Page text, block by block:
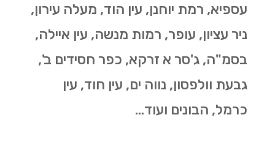
עספיא, רמת יוחנן, עין הוד, מעלה עירון,
ניר עציון, עופר, רמות מנשה, עין איילה,
בסמ"ה, ג'סר א זרקא, כפר חסידים ב',
גבעת וולפסון, נווה ים, עין חוד, עין
כרמל, הבונים ועוד…